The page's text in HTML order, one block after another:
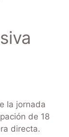
la jornada
de 18
directa.